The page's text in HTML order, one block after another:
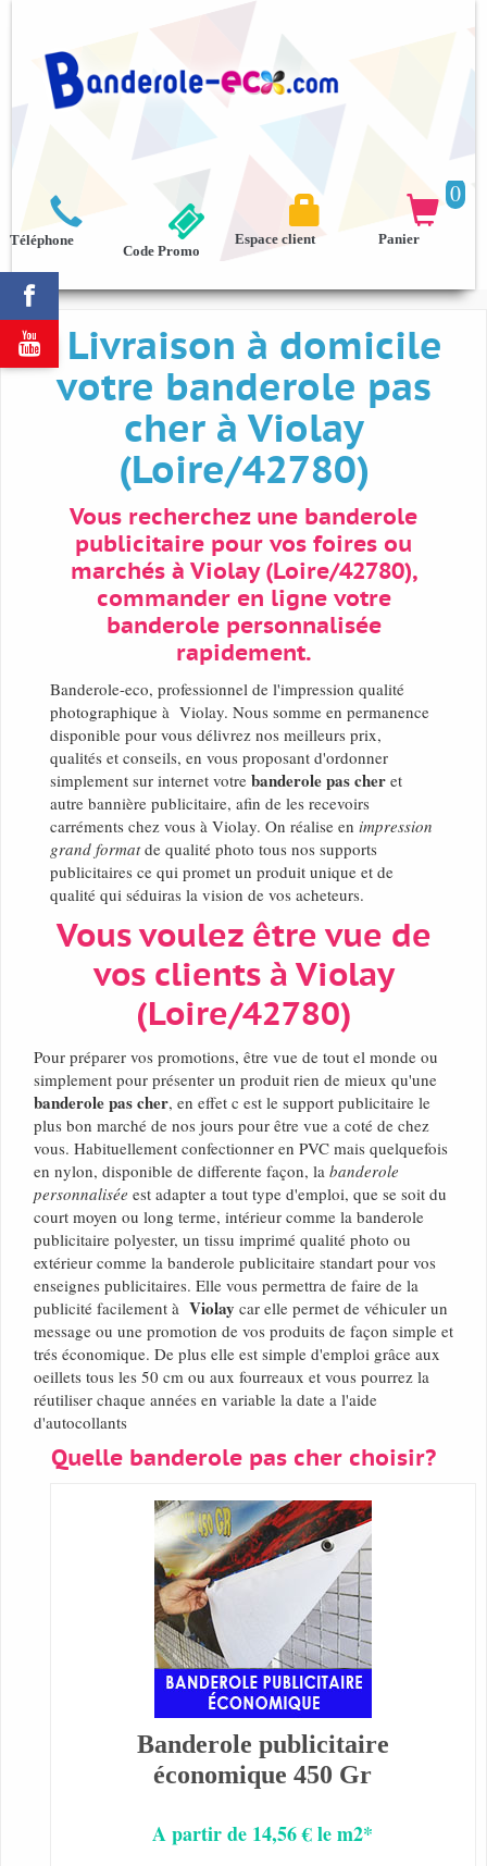



Téléphone
0

Panier

Espace client
Code Promo
Livraison à domicile
votre banderole pas
cher à Violay
(Loire/42780)
Vous recherchez une banderole
publicitaire pour vos foires ou
marchés à Violay (Loire/42780),
commander en ligne votre
banderole personnalisée
rapidement.
Banderole-eco, professionnel de l'impression qualité
photographique à Violay. Nous somme en permanence
disponible pour vous délivrez nos meilleurs prix,
qualités et conseils, en vous proposant d'ordonner
simplement sur internet votre banderole pas cher et
autre bannière publicitaire, afin de les recevoirs
carréments chez vous à Violay. On réalise en impression
grand formatde qualité photo tous nos supports
publicitaires ce qui promet un produit unique et de
qualité qui séduiras la vision de vos acheteurs.
Vous voulez être vue de
vos clients à Violay
(Loire/42780)
Pour préparer vos promotions, être vue de tout el monde ou
simplement pour présenter un produit rien de mieux qu'une
banderole pas cher, en effet c est le support publicitaire le
plus bon marché de nos jours pour être vue a coté de chez
vous. Habituellement confectionner en PVC mais quelquefois
en nylon, disponible de differente façon, la banderole
personnalisée est adapter a tout type d'emploi, que se soit du
court moyen ou long terme, intérieur comme la banderole
publicitaire polyester, un tissu imprimé qualité photo ou
extérieur comme la banderole publicitaire standart pour vos
enseignes publicitaires. Elle vous permettra de faire de la
publicité facilement à Violay car elle permet de véhiculer un
message ou une promotion de vos produits de façon simple et
trés économique. De plus elle est simple d'emploi grâce aux
oeillets tous les 50 cm ou aux fourreaux et vous pourrez la
réutiliser chaque années en variable la date a l'aide
d'autocollants
Quelle banderole pas cher choisir?
Banderole publicitaire
économique 450 Gr
A partir de 14,56 € le m2*